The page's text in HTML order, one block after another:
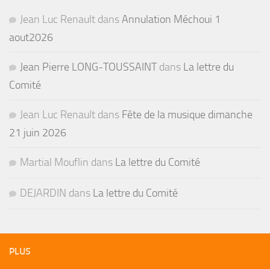
Jean Luc Renault dansAnnulation Méchoui 1
aout2026
Jean Pierre LONG-TOUSSAINTdans La lettre du
Comité
Jean Luc Renault dans Fête de la musique dimanche
21 juin 2026
Martial Mouflin dans La lettre du Comité
DEJARDIN dans La lettre du Comité
PLUS